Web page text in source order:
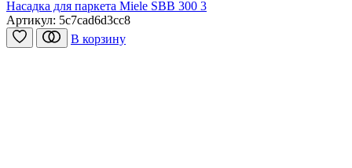
Насадка для паркета Miele SBB 300 3
Артикул: 5c7cad6d3cc8
В корзину